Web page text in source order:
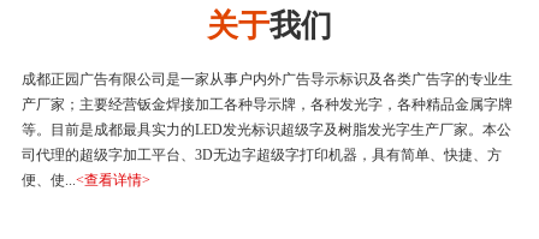
关于我们
成都正园广告有限公司是一家从事户内外广告导示标识及各类广告字的专业生
产厂家；主要经营钣金焊接加工各种导示牌，各种发光字，各种精品金属字牌
等。目前是成都最具实力的LED发光标识超级字及树脂发光字生产厂家。本公
司代理的超级字加工平台、3D无边字超级字打印机器，具有简单、快捷、方
便、使...<查看详情>